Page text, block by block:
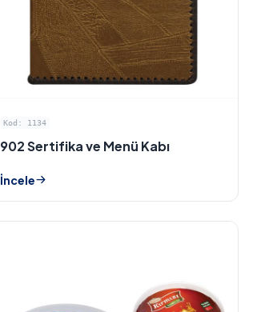
Kod: 1134
902 Sertifika ve Menü Kabı
İncele